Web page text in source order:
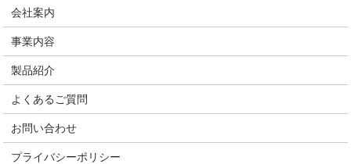
会社案内
事業内容
製品紹介
よくあるご質問
お問い合わせ
プライバシーポリシー